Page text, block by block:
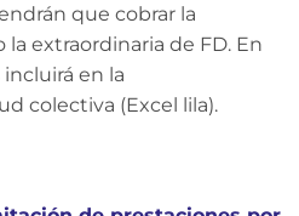
que cobrar la
la extraordinaria de FD. En
en la
colectiva (Excel lila).